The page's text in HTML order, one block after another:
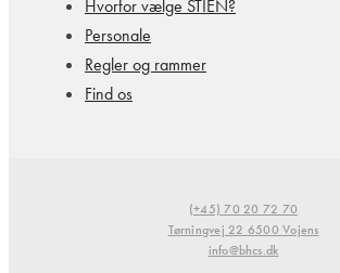
Hvorfor vælge STIEN?
Personale
Regler og rammer
Find os
(+45) 70 20 72 70
Tørningvej 22 6500 Vojens
info@bhcs.dk